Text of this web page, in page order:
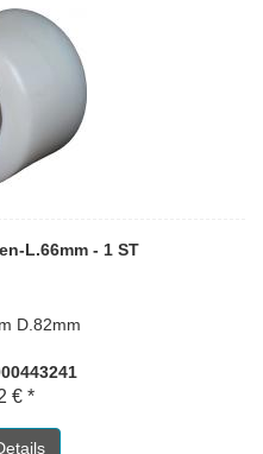
L.66mm - 1 ST
D.82mm
€ *